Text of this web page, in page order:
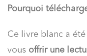
Pourquoi
Ce livre blanc a
vous offrir une